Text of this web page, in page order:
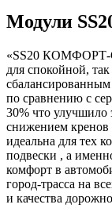
Модули
«SS20 КОМФОРТ-
для спокойной,
по сравнению с
30% что улучшило
снижением
идеальна для тех
подвески , а
комфорт в
город-трасса на
и качества